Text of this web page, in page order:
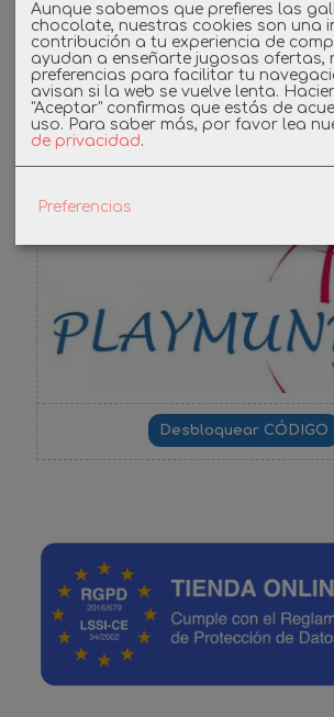
Instagram
Facebook
Cupones
DESCUENTO
Aunque sabemos que prefieres las
chocolate, nuestras cookies son una
contribución a tu experiencia de
ayudan a enseñarte jugosas ofertas,
preferencias para facilitar tu
avisan si la web se vuelve lenta.
"Aceptar" confirmas que estás de
uso. Para saber más, por favor lea
de privacidad.
Preferencias